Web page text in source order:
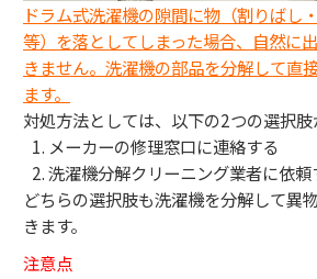
ドラム式洗濯機の隙間に物（割りばし
等）を落としてしまった場合、自然に
きません。洗濯機の部品を分解して直
ます。
対処方法としては、以下の2つの選択肢
メーカーの修理窓口に連絡する
洗濯機分解クリーニング業者に依頼
どちらの選択肢も洗濯機を分解して異
きます。
注意点